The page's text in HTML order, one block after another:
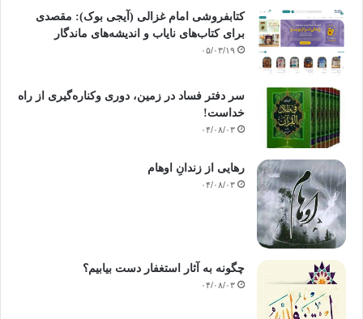
کتابفروشی امام غزالی (آیجی بوک): مقصدی
برای کتاب‌های نایاب و اندیشه‌های ماندگار
۰۵/۰۳/۱۹
سر دفتر فساد در زمین‌، دوری وکناره‌گیری از راه
خداست‌!
۰۴/۰۸/۰۳
رهایی از زندانِ اوهام
۰۴/۰۸/۰۳
چگونه به آثار استغفار دست بیابیم؟
۰۴/۰۸/۰۳